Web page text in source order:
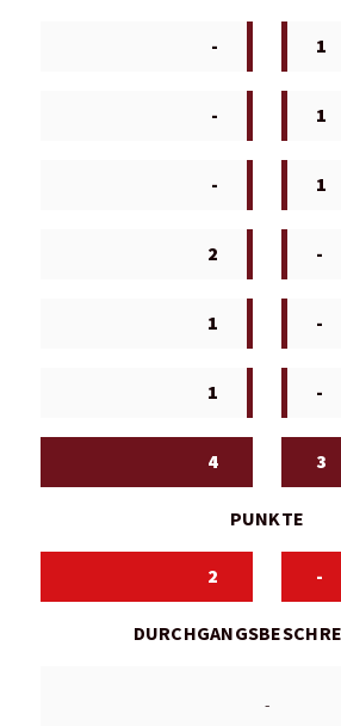
- 1
- 1
- 1
2 -
1 -
1 -
4 3
PUNKTE
2 -
-